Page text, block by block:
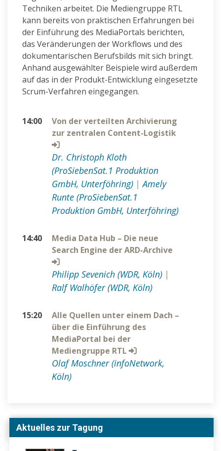
Techniken arbeitet. Die Mediengruppe RTL
kann bereits von praktischen Erfahrungen bei
der Einführung des MediaPortals berichten,
das Veränderungen der Workflows und des
dokumentarischen Berufsbilds mit sich bringt.
Anhand ausgewählter Beispiele wird außerdem
auf das in der Produkt-Entwicklung eingesetzte
Scrum-Verfahren eingegangen.
14:00
Von der verteilten Archivierung
zur zentralen Content-Logistik
Dr. Christoph Kloth
(ProSiebenSat.1 Produktion
GmbH, Unterföhring) | Amely
Runte (ProSiebenSat.1
Produktion GmbH, Unterföhring)
14:40
Media Data Hub – Die neue
Search Engine der ARD-Archive
Philipp Sevenich (WDR, Köln) |
Ralf Walhöfer (WDR, Köln)
15:20
Alle Quellen unter einem Dach –
über die Einführung des
MediaPortal bei der
Mediengruppe RTL
Olaf Moschner (infoNetwork,
Köln)
Aktuelles zur Tagung